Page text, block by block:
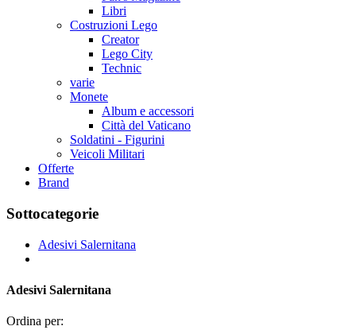
Libri
Costruzioni Lego
Creator
Lego City
Technic
varie
Monete
Album e accessori
Città del Vaticano
Soldatini - Figurini
Veicoli Militari
Offerte
Brand
Sottocategorie
Adesivi Salernitana
Adesivi Salernitana
Ordina per: